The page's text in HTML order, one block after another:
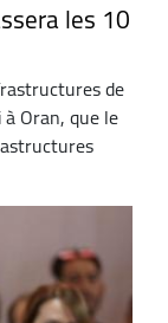
les 10
de
Oran, que le